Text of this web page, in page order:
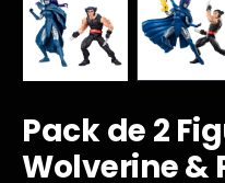
Pack de 2
Wolverine &